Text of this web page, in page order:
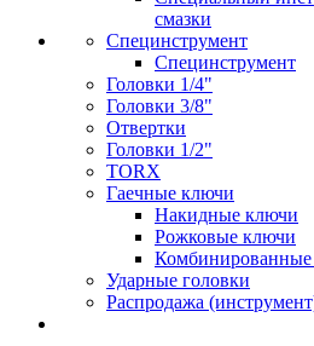
смазки
Специнструмент
Специнструмент
Головки 1/4"
Головки 3/8"
Отвертки
Головки 1/2"
TORX
Гаечные ключи
Накидные ключи
Рожковые ключи
Ударные головки
Распродажа